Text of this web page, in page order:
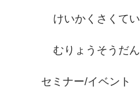
けいかくさくてい
むりょうそうだん
セミナー/イベント